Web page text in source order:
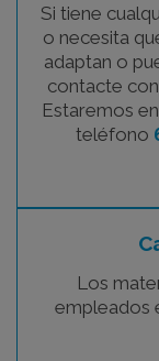
Si tiene
o necesita
adaptan o
contacte
Estaremos
teléfono
Los
empleados